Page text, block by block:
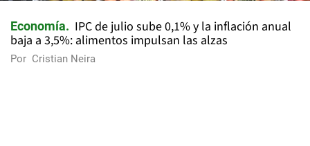
Economía
IPC de julio sube 0,1% y la inflación anual
baja a 3,5%: alimentos impulsan las alzas
Por Cristian Neira